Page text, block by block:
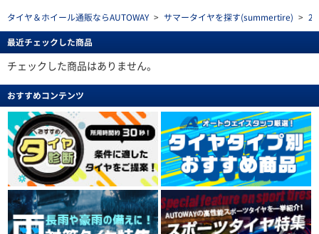
タイヤ＆ホイール通販ならAUTOWAY > サマータイヤを探す(summertire) >
最近チェックした商品
チェックした商品はありません。
おすすめコンテンツ